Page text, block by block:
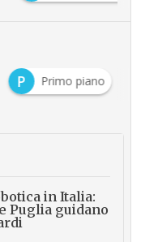
P Primo piano
in Italia:
Puglia guidano